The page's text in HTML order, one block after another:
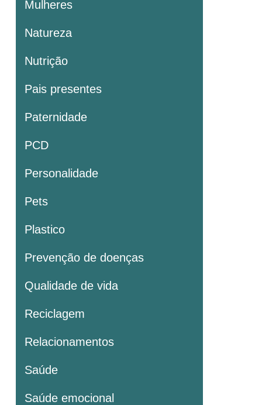
Mulheres
Natureza
Nutrição
Pais presentes
Paternidade
PCD
Personalidade
Pets
Plastico
Prevenção de doenças
Qualidade de vida
Reciclagem
Relacionamentos
Saúde
Saúde emocional